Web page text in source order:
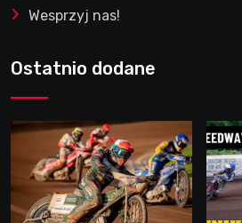
Wesprzyj nas!
Ostatnio dodane